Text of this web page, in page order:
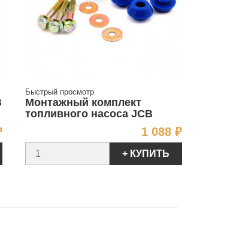
Цена
Быстрый просмотр
Монтажный комплект
топливного насоса JCB
1 088 ₽Цена
+ КУПИТЬ